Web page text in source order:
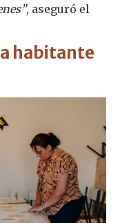
, aseguró el
habitante